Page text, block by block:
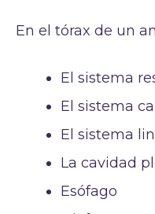
En el tórax de un
El sistema
El sistema
El sistema
La cavidad
Esófago